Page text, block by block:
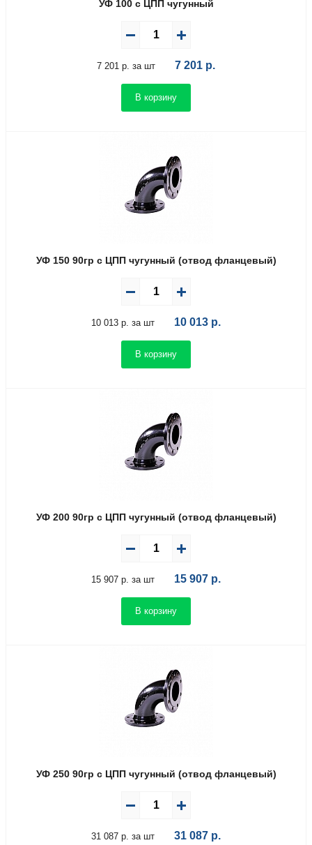
УФ 100 с ЦПП чугунный
7 201 р. за шт 7 201 р.
В корзину
УФ 150 90гр с ЦПП чугунный (отвод фланцевый)
10 013 р. за шт 10 013 р.
В корзину
УФ 200 90гр с ЦПП чугунный (отвод фланцевый)
15 907 р. за шт 15 907 р.
В корзину
УФ 250 90гр с ЦПП чугунный (отвод фланцевый)
31 087 р. за шт 31 087 р.